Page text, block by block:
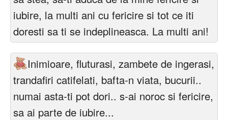
iubire, la multi ani cu fericire si tot ce iti
doresti sa ti se indeplineasca. La multi ani!
Inimioare, fluturasi, zambete de ingerasi,
trandafiri catifelati, bafta-n viata, bucurii..
numai asta-ti pot dori.. s-ai noroc si fericire,
sa ai parte de iubire...